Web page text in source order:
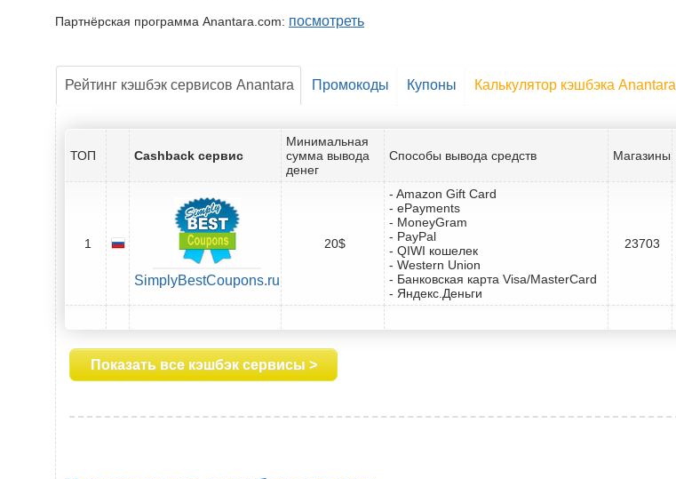
Партнёрская программа Anantara.com: посмотреть
Рейтинг кэшбэк сервисов Anantara Промокоды Купоны Калькулятор кэшбэка Anantara
ТОП Cashback сервис
Минимальная
сумма вывода
денег
Способы вывода средств Магазины
1
SimplyBestCoupons.ru
20$
- Amazon Gift Card
- ePayments
- MoneyGram
- PayPal
- QIWI кошелек
- Western Union
- Банковская карта Visa/MasterCard
- Яндекс.Деньги
23703
Показать все кэшбэк сервисы >